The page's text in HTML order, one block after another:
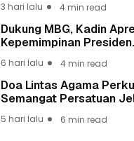
Keselamatan Warga
Berharga
3 hari lalu 4 min read
Dukung MBG, Kadin
Kepemimpinan Presiden
6 hari lalu 4 min read
Doa Lintas Agama
Semangat Persatuan
5 hari lalu 6 min read